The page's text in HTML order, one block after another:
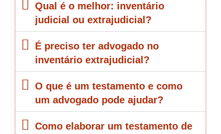
Qual é o melhor: inventário
judicial ou extrajudicial?
É preciso ter advogado no
inventário extrajudicial?
O que é um testamento e como
um advogado pode ajudar?
Como elaborar um testamento de